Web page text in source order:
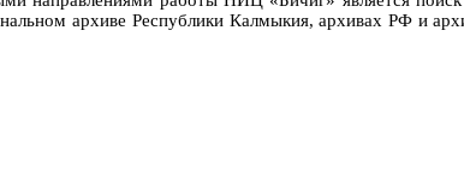
архиве Республики Калмыкия, архивах РФ и